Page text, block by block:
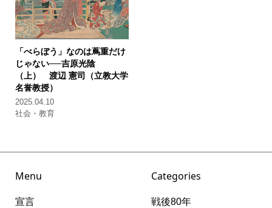
「べらぼう」なのは蔦重だけ
じゃない──吉原光陰
（上） 渡辺 憲司（立教大学
名誉教授）
2025.04.10
社会・教育
Menu
宣言
Categories
戦後80年